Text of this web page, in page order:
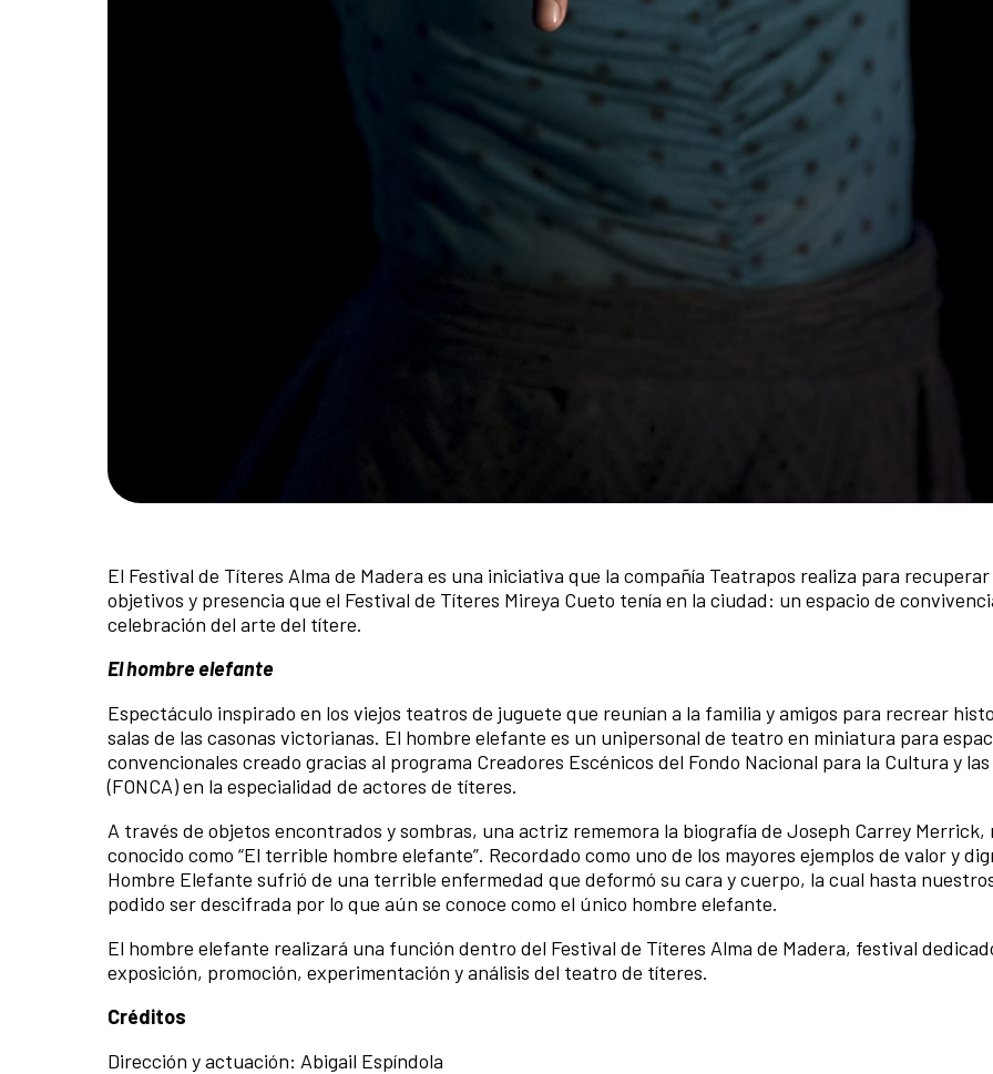
El Festival de Títeres Alma de Madera es una iniciativa que la compañía Teatrapos realiza para recuperar
objetivos y presencia que el Festival de Títeres Mireya Cueto tenía en la ciudad: un espacio de
celebración del arte del títere.
El hombre elefante
Espectáculo inspirado en los viejos teatros de juguete que reunían a la familia y amigos para recrear
salas de las casonas victorianas. El hombre elefante es un unipersonal de teatro en miniatura para
convencionales creado gracias al programa Creadores Escénicos del Fondo Nacional para la Cultura y
(FONCA) en la especialidad de actores de títeres.
A través de objetos encontrados y sombras, una actriz rememora la biografía de Joseph Carrey Merrick,
conocido como “El terrible hombre elefante”. Recordado como uno de los mayores ejemplos de valor y
Hombre Elefante sufrió de una terrible enfermedad que deformó su cara y cuerpo, la cual hasta
podido ser descifrada por lo que aún se conoce como el único hombre elefante.
El hombre elefante realizará una función dentro del Festival de Títeres Alma de Madera, festival
exposición, promoción, experimentación y análisis del teatro de títeres.
Créditos
Dirección y actuación: Abigail Espíndola